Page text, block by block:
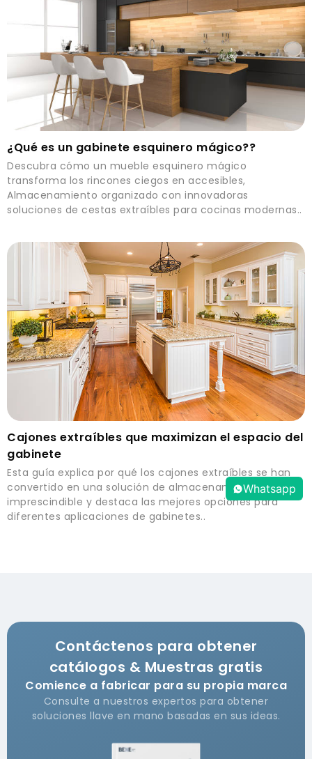
¿Qué es un gabinete esquinero mágico??
Descubra cómo un mueble esquinero mágico
transforma los rincones ciegos en accesibles,
Almacenamiento organizado con innovadoras
soluciones de cestas extraíbles para cocinas modernas..
Cajones extraíbles que maximizan el espacio del
gabinete
Esta guía explica por qué los cajones extraíbles se han
convertido en una solución de almacenamiento
imprescindible y destaca las mejores opciones para
diferentes aplicaciones de gabinetes..
Contáctenos para obtener
catálogos & Muestras gratis
Comience a fabricar para su propia marca
Consulte a nuestros expertos para obtener
soluciones llave en mano basadas en sus ideas.
Whatsapp